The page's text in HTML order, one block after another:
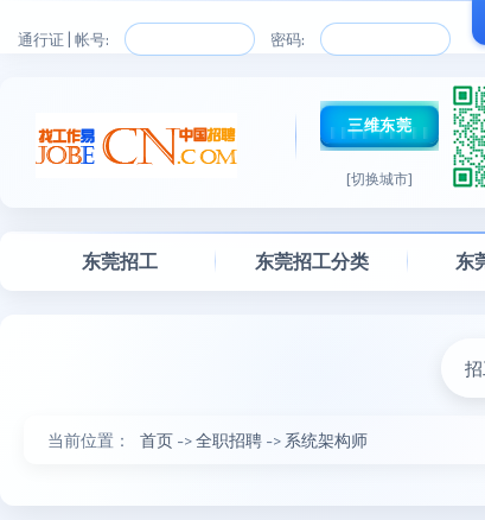
通行证 | 帐号: 密码:
三维东莞
[切换城市]
东莞招工 东莞招工分类 东
当前位置： 首页 ->全职招聘 -> 系统架构师